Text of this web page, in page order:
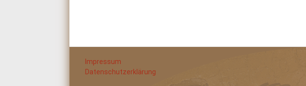
Impressum
Datenschutzerklärung